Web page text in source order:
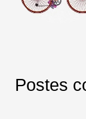
Postes